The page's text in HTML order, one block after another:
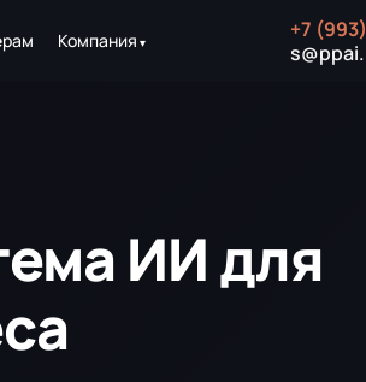
Компания
+7
ИИ для